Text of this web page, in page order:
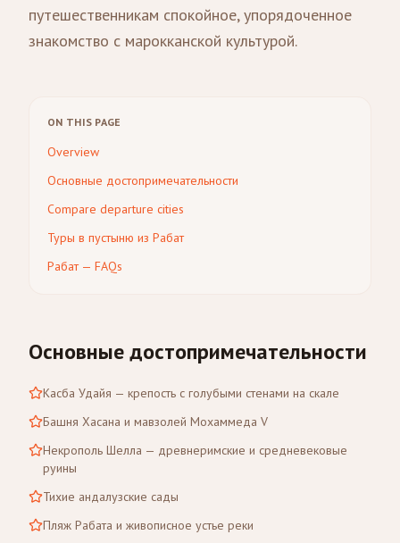
путешественникам спокойное, упорядоченное
знакомство с марокканской культурой.
ON THIS PAGE
Overview
Основные достопримечательности
Compare departure cities
Туры в пустыню из Рабат
Рабат — FAQs
Основные достопримечательности
Касба Удайя — крепость с голубыми стенами на скале
Башня Хасана и мавзолей Мохаммеда V
Некрополь Шелла — древнеримские и средневековые
руины
Тихие андалузские сады
Пляж Рабата и живописное устье реки